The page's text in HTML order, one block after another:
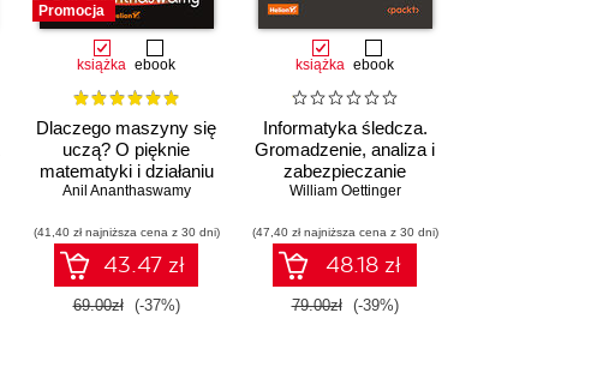
Promocja
książka ebook
Dlaczego maszyny się
uczą? O pięknie
matematyki i działaniu
współczesnej sztucznej
Anil Ananthaswamy
(41,40 zł najniższa cena z 30 dni)
43.47 zł
69.00zł (-37%)
książka ebook
Informatyka śledcza.
Gromadzenie, analiza i
zabezpieczanie
dowodów
początkujących.
Wydanie II
William Oettinger
(47,40 zł najniższa cena z 30 dni)
48.18 zł
79.00zł (-39%)